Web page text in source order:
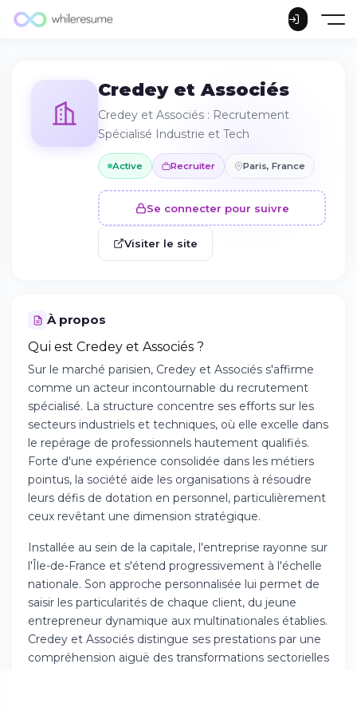
Credey et Associés
Credey et Associés : Recrutement
Spécialisé Industrie et Tech
Active Recruiter Paris, France
Se connecter pour suivre
Visiter le site
À propos
Qui est Credey et Associés ?
Sur le marché parisien, Credey et Associés s'affirme
comme un acteur incontournable du recrutement
spécialisé. La structure concentre ses efforts sur les
secteurs industriels et techniques, où elle excelle dans
le repérage de professionnels hautement qualifiés.
Forte d'une expérience consolidée dans les métiers
pointus, la société aide les organisations à résoudre
leurs défis de dotation en personnel, particulièrement
ceux revêtant une dimension stratégique.
Installée au sein de la capitale, l'entreprise rayonne sur
l'Île-de-France et s'étend progressivement à l'échelle
nationale. Son approche personnalisée lui permet de
saisir les particularités de chaque client, du jeune
entrepreneur dynamique aux multinationales établies.
Credey et Associés distingue ses prestations par une
compréhension aiguë des transformations sectorielles